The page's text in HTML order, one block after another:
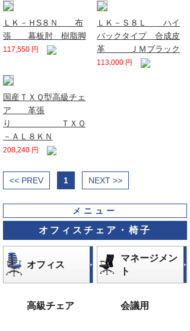
ＬＫ－ＨS８Ｎ 布
張 幕板肘 樹脂脚
117,550 円
ＬＫ－Ｓ８Ｌ ハイ
バックタイプ 合成皮
革 ＪＭブラック
113,000 円
国産ＴＸＱ型高級チェ
ア 革張
り ＴＸＱ
－ＡＬ８ＫＮ
208,240 円
<< PREV 1 NEXT >>
メニュー
オフィスチェア・椅子
オフィス
マネージメン
ト
高級チェア 会議用